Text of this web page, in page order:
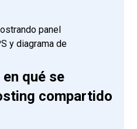
en qué se
compartido